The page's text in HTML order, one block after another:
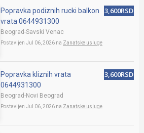
Popravka podiznih rucki balkon
vrata 0644931300
Beograd-Savski Venac
Postavljen Jul 06, 2026 na Zanatske usluge
3,600RSD
Popravka kliznih vrata
0644931300
Beograd-Novi Beograd
Postavljen Jul 06, 2026 na Zanatske usluge
3,600RSD